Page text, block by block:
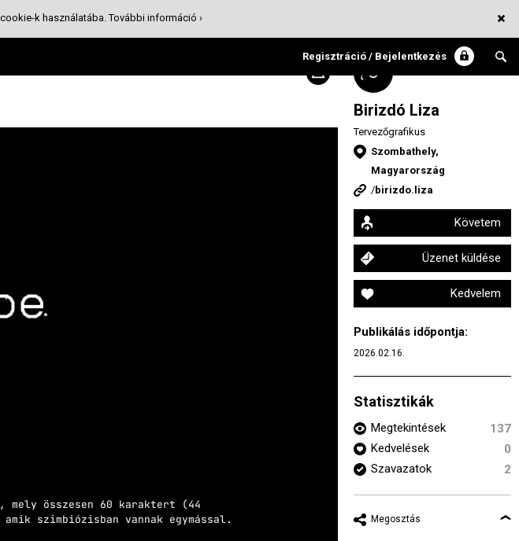
Regisztráció / Bejelentkezés
mely összesen 60 karaktert (44
szimbiózisban vannak egymással.
Birizdó Liza
Tervezőgrafikus
Szombathely,
Magyarország
/birizdo.liza
Követem
Üzenet küldése
Kedvelem
Publikálás időpontja:
2026.02.16.
Statisztikák
Megtekintések
137
Kedvelések
0
Szavazatok
2
Megosztás
k használatába.További információ ›